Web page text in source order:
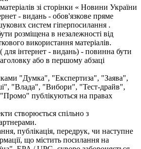
зі сторінки « Новини України
- видань - обов'язкове пряме
систем гіперпосилання .
розміщена в незалежності від
використання матеріалів.
для інтернет - видань) - повинна бути
або в першому абзаці
"Думка", "Експертиза", "Заява",
"Влада", "Вибори", "Тест-драйв",
публікуються на правах
створюється спільно з
публікація, передрук, чи наступне
що містить посилання на